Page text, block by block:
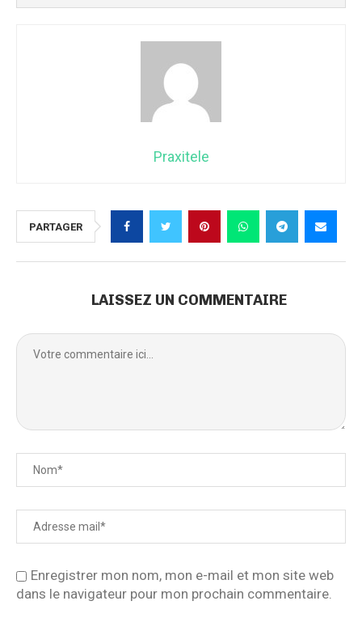
Praxitele
PARTAGER
LAISSEZ UN COMMENTAIRE
Enregistrer mon nom, mon e-mail et mon site web
dans le navigateur pour mon prochain commentaire.